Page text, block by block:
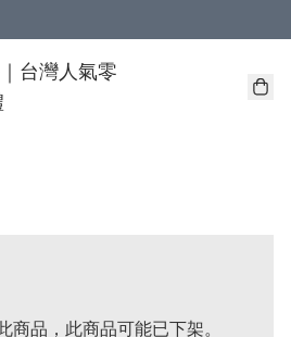
！（適用於 本地送貨、本地取貨 )
台灣人氣零
商品，此商品可能已下架。